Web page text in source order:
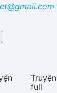
Truyện
full